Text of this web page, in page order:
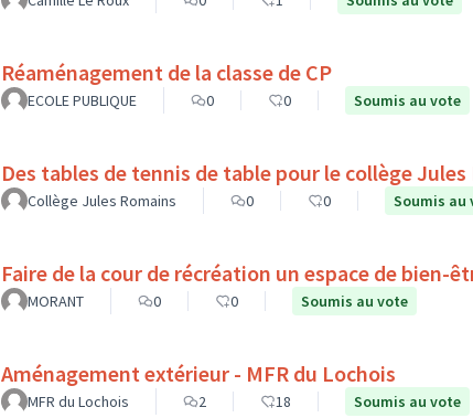
Réaménagement de la classe de CP
ECOLE PUBLIQUE 0 0 Soumis au vote
Des tables de tennis de table pour le collège Jules
Collège Jules Romains 0 0 Soumis au
Faire de la cour de récréation un espace de bien-
MORANT 0 0 Soumis au vote
Aménagement extérieur - MFR du Lochois
MFR du Lochois 2 18 Soumis au vote